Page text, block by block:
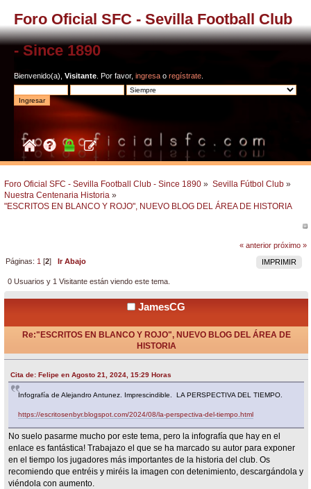
Foro Oficial SFC - Sevilla Football Club
- Since 1890
Bienvenido(a), Visitante . Por favor, ingresa o regístrate
Foro Oficial SFC - Sevilla Football Club - Since 1890 » Sevilla Fútbol Club »
Nuestra Centenaria Historia »
"ESCRITOS EN BLANCO Y ROJO", NUEVO BLOG DEL ÁREA DE HISTORIA
« anterior próximo »
IMPRIMIR
Páginas: 1 [2]Ir Abajo
0 Usuarios y 1 Visitante están viendo este tema.
JamesCG
Re:"ESCRITOS EN BLANCO Y ROJO", NUEVO BLOG DEL ÁREA DE
HISTORIA
Cita de: Felipe en Agosto 21, 2024, 15:29 Horas
Infografía de Alejandro Antunez. Imprescindible. LA PERSPECTIVA DEL TIEMPO.
https://escritosenbyr.blogspot.com/2024/08/la-perspectiva-del-tiempo.html
No suelo pasarme mucho por este tema, pero la infografía que hay en el
enlace es fantástica! Trabajazo el que se ha marcado su autor para exponer
en el tiempo los jugadores más importantes de la historia del club. Os
recomiendo que entréis y miréis la imagen con detenimiento, descargándola y
viéndola con aumento.